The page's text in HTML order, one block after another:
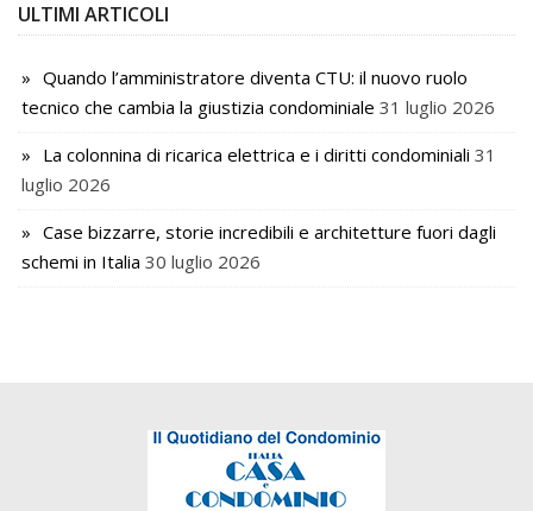
ULTIMI ARTICOLI
Quando l’amministratore diventa CTU: il nuovo ruolo
tecnico che cambia la giustizia condominiale 31 luglio 2026
La colonnina di ricarica elettrica e i diritti condominiali 31
luglio 2026
Case bizzarre, storie incredibili e architetture fuori dagli
schemi in Italia 30 luglio 2026